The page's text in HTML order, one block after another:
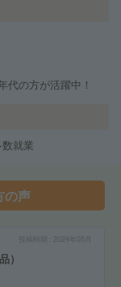
代の方が活躍中！
就業
の声
2024年05月
）